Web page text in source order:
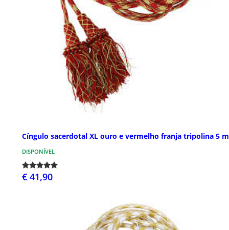
Cíngulo sacerdotal XL ouro e vermelho franja tripolina 5 m
DISPONÍVEL
€ 41,90